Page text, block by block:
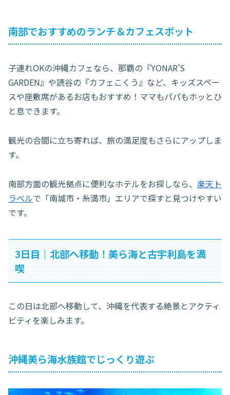
南部でおすすめのランチ＆カフェスポット
子連れOKの沖縄カフェなら、那覇の『YONAR’S
GARDEN』や読谷の『カフェこくう』など、キッズスペー
スや座敷席があるお店もおすすめ！ママもパパもホッとひ
と息できます。
観光の合間に立ち寄れば、旅の満足度もさらにアップしま
す。
南部方面の観光拠点に便利なホテルをお探しなら、 楽天ト
ラベルで「南城市・糸満市」エリアで探すと見つけやすい
です。
3日目｜北部へ移動！美ら海と古宇利島を満
喫
この日は北部へ移動して、沖縄を代表する絶景とアクティ
ビティを楽しみます。
沖縄美ら海水族館でじっくり遊ぶ